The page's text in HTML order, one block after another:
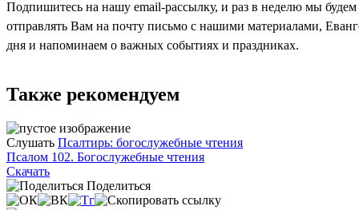
Подпишитесь на нашу email-рассылку, и раз в неделю мы будем
отправлять Вам на почту письмо с нашими материалами,
дня и напоминаем о важных событиях и праздниках.
Также рекомендуем
Слушать Псалтирь: богослужебные чтения
Псалом 102. Богослужебные чтения
Скачать
Поделиться